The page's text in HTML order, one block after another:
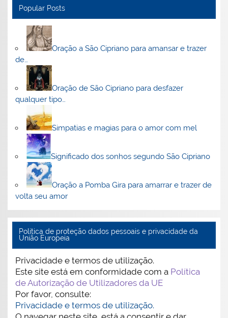
Popular Posts
Oração a São Cipriano para amansar e trazer
de…
Oração de São Cipriano para desfazer
qualquer tipo…
Simpatias e magias para o amor com mel
Significado dos sonhos segundo São Cipriano
Oração a Pomba Gira para amarrar e trazer de
volta seu amor
Politica de proteção dados pessoais e privacidade da
União Europeia
Privacidade e termos de utilização.
Este site está em conformidade com a Política
de Autorização de Utilizadores da UE
Por favor, consulte:
Privacidade e termos de utilização.